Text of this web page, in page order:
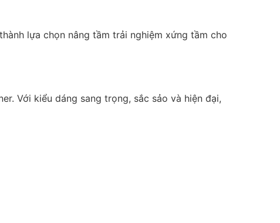
lựa chọn nâng tầm trải nghiệm xứng tầm cho
Với kiểu dáng sang trọng, sắc sảo và hiện đại,